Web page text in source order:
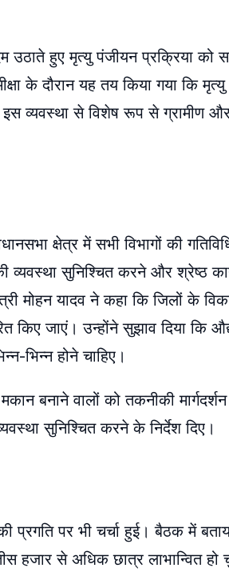
उठाते हुए मृत्यु पंजीयन प्रक्रिया को
के दौरान यह तय किया गया कि
इस व्यवस्था से विशेष रूप से ग्रामीण
क्षेत्र में सभी विभागों की
व्यवस्था सुनिश्चित करने और श्रेष्ठ
मोहन यादव ने कहा कि जिलों के
जाएं। उन्होंने सुझाव दिया कि
भिन्न होने चाहिए।
बनाने वालों को तकनीकी
सुनिश्चित करने के निर्देश दिए।
प्रगति पर भी चर्चा हुई। बैठक में
हजार से अधिक छात्र लाभान्वित हो